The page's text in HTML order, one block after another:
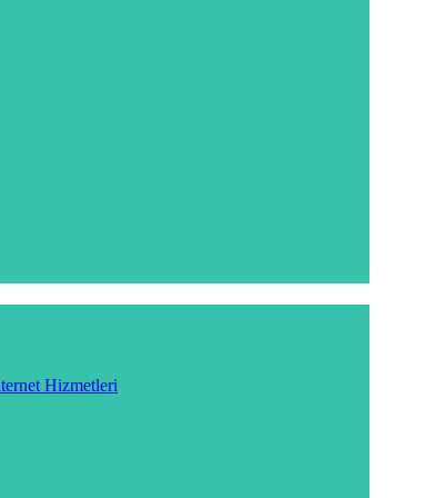
Hizmetleri